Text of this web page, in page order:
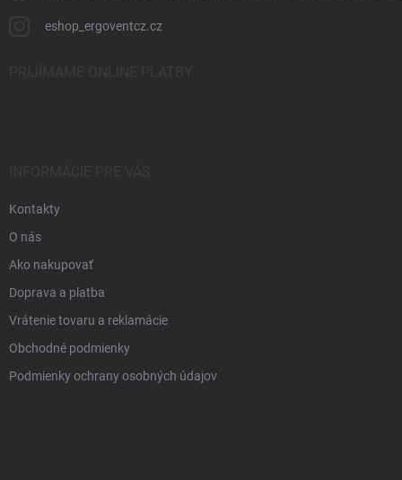
eshop_ergoventcz.cz
Kontakty
O nás
Ako nakupovať
Doprava a platba
Vrátenie tovaru a reklamácie
Obchodné podmienky
Podmienky ochrany osobných údajov